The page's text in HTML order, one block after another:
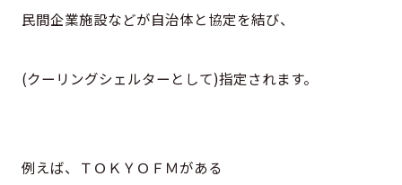
民間企業施設などが自治体と協定を結び、
(クーリングシェルターとして)指定されます。
例えば、ＴＯＫＹＯＦＭがある